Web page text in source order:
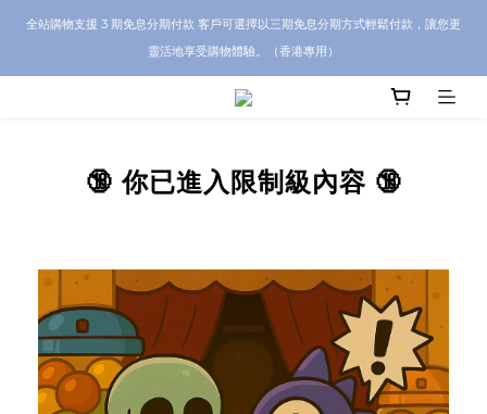
CRA5Y SHOP 全店 100% 正品保證｜支持香港本地 + 海外寄送｜💬 有任何問題？歡
迎 WhatsApp 聯絡我們查詢代購服務
全站購物支援 3 期免息分期付款 客戶可選擇以三期免息分期方式輕鬆付款，讓您更
靈活地享受購物體驗。（香港專用）
CRA5Y SHOP 全店 100% 正品保證｜支持香港本地 + 海外寄送｜💬 有任何問題？歡
🔞 你已進入限制級內容 🔞